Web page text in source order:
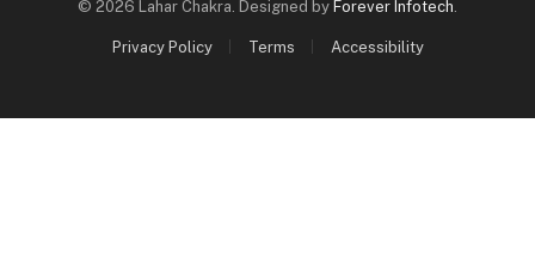
© 2026 Lahar Chakra. Designed by Forever Infotech
Privacy Policy Terms Accessibility